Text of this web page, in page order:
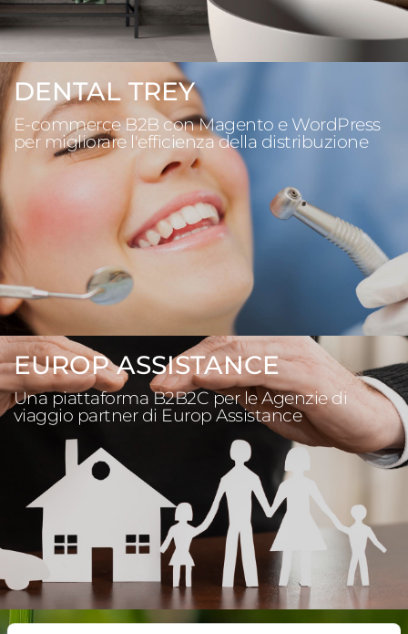
DENTAL TREY
E-commerce B2B con Magento e WordPress
per migliorare l'efficienza della distribuzione
EUROP ASSISTANCE
Una piattaforma B2B2C per le Agenzie di
viaggio partner di Europ Assistance